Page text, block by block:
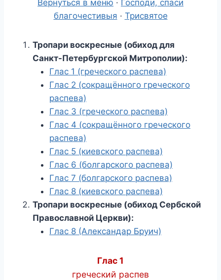
Вернуться в меню · Господи, спаси
благочестивыя · Трисвятое
Тропари воскресные (обиход для
Санкт-Петербургской Митрополии):
Глас 1 (греческого распева)
Глас 2 (сокращённого греческого
распева)
Глас 3 (греческого распева)
Глас 4 (сокращённого греческого
распева)
Глас 5 (киевского распева)
Глас 6 (болгарского распева)
Глас 7 (болгарского распева)
Глас 8 (киевского распева)
Тропари воскресные (обиход Сербской
Православной Церкви):
Глас 8 (Александар Бруич)
Глас 1
греческий распев